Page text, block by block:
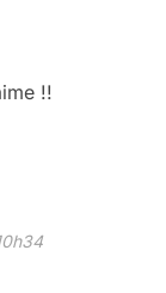
!!